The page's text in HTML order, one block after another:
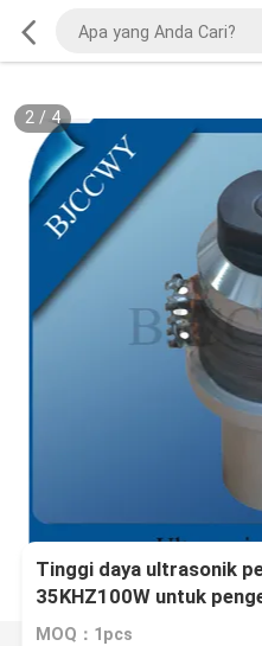
2/ 4
Tinggi daya ultrasonik
35KHZ100W untuk
Poles dengan efek tinggi
MOQ：1pcs